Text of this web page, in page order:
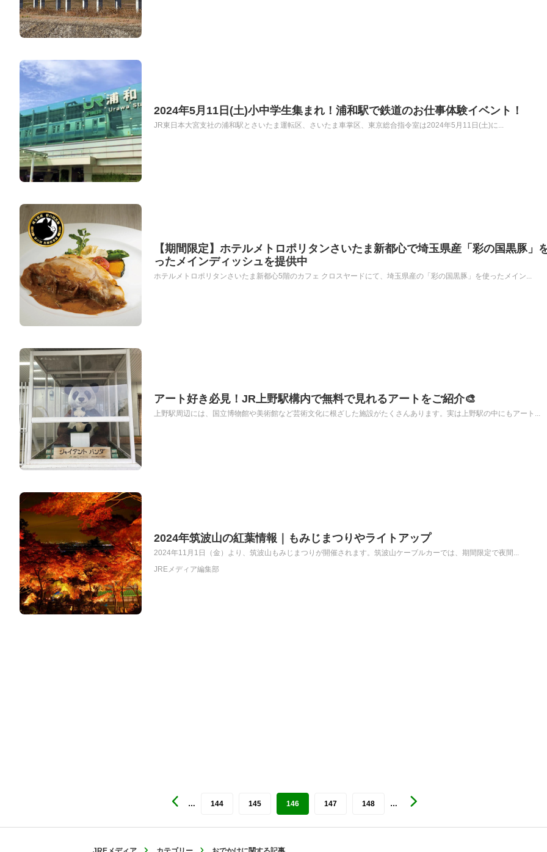
2024年5月11日(土)小中学生集まれ！浦和駅で鉄道のお仕事体験イベント！
JR東日本大宮支社の浦和駅とさいたま運転区、さいたま車掌区、東京総合指令室は2024年5月11日(土)に...
【期間限定】ホテルメトロポリタンさいたま新都心で埼玉県産「彩の国黒豚」
ったメインディッシュを提供中
ホテルメトロポリタンさいたま新都心5階のカフェ クロスヤードにて、埼玉県産の「彩の国黒豚」を使ったメイン...
アート好き必見！JR上野駅構内で無料で見れるアートをご紹介🎨
上野駅周辺には、国立博物館や美術館など芸術文化に根ざした施設がたくさんあります。実は上野駅の中にもアート...
2024年筑波山の紅葉情報｜もみじまつりやライトアップ
2024年11月1日（金）より、筑波山もみじまつりが開催されます。筑波山ケーブルカーでは、期間限定で夜間...
JREメディア編集部
… 144 145 146 147 148 …